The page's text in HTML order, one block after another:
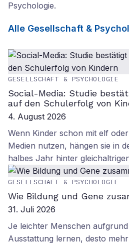
Psychologie.
Alle Gesellschaft &
GESELLSCHAFT & PSYCHOLOGIE
Social-Media: Studie
auf den Schulerfolg von
4. August 2026
Wenn Kinder schon mit elf
Medien nutzen, hängen sie in
halbes Jahr hinter
GESELLSCHAFT & PSYCHOLOGIE
Wie Bildung und Gene
31. Juli 2026
Je leichter Menschen
Ausstattung lernen, desto